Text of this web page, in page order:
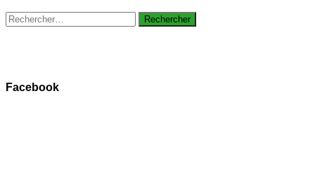
Rechercher :
Facebook